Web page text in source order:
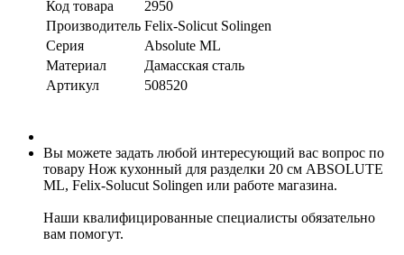
Код товара
2950
Производитель Felix-Solicut Solingen
Серия
Absolute ML
Материал
Дамасская сталь
Артикул
508520
Вы можете задать любой интересующий вас вопрос по
товару Нож кухонный для разделки 20 см ABSOLUTE
ML, Felix-Solucut Solingen или работе магазина.
Наши квалифицированные специалисты обязательно
вам помогут.